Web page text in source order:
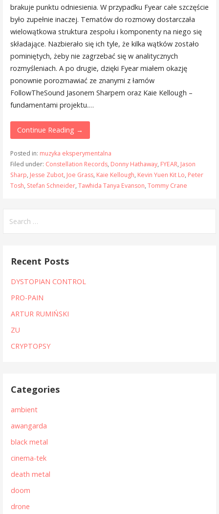
brakuje punktu odniesienia. W przypadku Fyear całe szczęście
było zupełnie inaczej. Tematów do rozmowy dostarczała
wielowątkowa struktura zespołu i komponenty na niego się
składające. Nazbierało się ich tyle, że kilka wątków zostało
pominiętych, żeby nie zagrzebać się w analitycznych
rozmyśleniach. A po drugie, dzięki Fyear miałem okazję
ponownie porozmawiać ze znanymi z łamów
FollowTheSound Jasonem Sharpem oraz Kaie Kellough –
fundamentami projektu.…
Continue Reading →
Posted in: muzyka eksperymentalna
Filed under: Constellation Records, Donny Hathaway, FYEAR, Jason
Sharp, Jesse Zubot, Joe Grass, Kaie Kellough, Kevin Yuen Kit Lo, Peter
Tosh, Stefan Schneider, Tawhida Tanya Evanson, Tommy Crane
for:
Recent Posts
DYSTOPIAN CONTROL
PRO-PAIN
ARTUR RUMIŃSKI
ZU
CRYPTOPSY
Categories
ambient
awangarda
black metal
cinema-tek
death metal
doom
drone